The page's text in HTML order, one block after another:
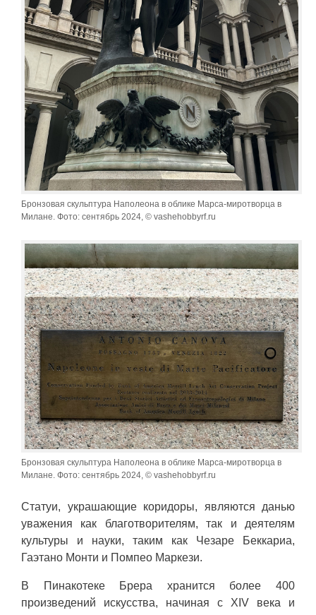
Бронзовая скульптура Наполеона в облике Марса-миротворца в
Милане. Фото: сентябрь 2024, © vashehobbyrf.ru
Бронзовая скульптура Наполеона в облике Марса-миротворца в
Милане. Фото: сентябрь 2024, © vashehobbyrf.ru
Статуи, украшающие коридоры, являются данью
уважения как благотворителям, так и деятелям
культуры и науки, таким как Чезаре Беккариа,
Гаэтано Монти и Помпео Маркези.
В Пинакотеке Брера хранится более 400
произведений искусства, начиная с XIV века и